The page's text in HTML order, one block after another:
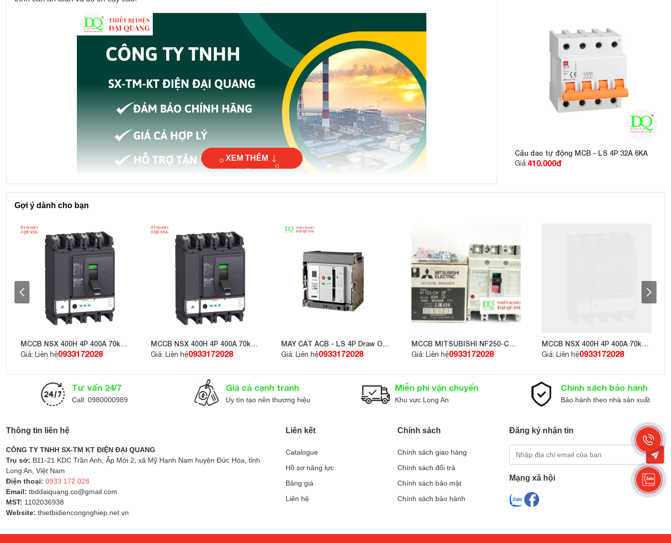
Ưu điểm nổi bật của MCB LS BKNb 32A 3P 10kA
Dòng ngắn mạch lên đến 10kA
Thiết kế gọn, dễ lắp đặt trong tủ điện
Bảo vệ ba pha riêng biệt, hoạt động độc lập
Sản xuất bởiLS Electric
– thương hiệu uy tín Hàn Quốc
Tuổi thọ cơ điện cao, độ ổn định tốt
Lý do nên lựa chọn MCB LS BKNb 32A 3P 10kA
hoạn do sự cố điện gây ra. Với thiết kế 3 cực riêng biệt, thiết bị có thể ngắt mạch chính xác theo từng pha. Đây là giải pháp lý tưởng
cho các nhà máy, xí nghiệp vừa và nhỏ, khu thương mại và dân cư cao cấp.
Thông số kỹ thuật của MCB LS BKNb 32A 3P 10kA
Cấu hình mạnh mẽ, bảo vệ chính xác
bị được sản xuất theo quy trình nghiêm ngặt, đạt tiêu chuẩn IEC 60898.
Đáp ứng đa dạng ứng dụng thực tế
Từ hệ thống điện công nghiệp, thương mại đến dân dụng,
này được tin dùng nhờ khả năng hoạt động bền bỉ và dễ dàng tích hợp vào nhiều loại tủ điện, kể cả không gian hạn chế.
Ứng dụng thực tế của MCB LS BKNb 32A 3P 10kA
XEM THÊM
Cầu dao tự động MCB - LS 4P 32A 6KA
Giá:410.000đ
Gợi ý dành cho bạn
MCCB NSX 400H 4P 400A 70kA
415V LV432694
Giá: Liên hệ0933172028
MCCB NSX 400H 4P 400A 70kA
415V LV432877
Giá: Liên hệ0933172028
MÁY CẮT ACB - LS 4P Draw Out
– 800A 65kA – AN-08D4-08A
Giá: Liên hệ0933172028
MCCB MITSUBISHI NF250-CW
2P 200A
Giá: Liên hệ0933172028
MCCB NSX 400H 4P 400A 70kA
415V LV432696
Giá: Liên hệ0933172028
Tư vấn 24/7
Call: 0980000989
Giá cả cạnh tranh
Uy tín tạo nên thương hiệu
Miễn phí vận chuyển
Khu vực Long An
Chính sách bảo hành
Bảo hành theo nhà sản xuất
Thông tin liên hệ
CÔNG TY TNHH SX-TM KT ĐIỆN ĐẠI QUANG
Trụ sở: B11-21 KDC Trần Anh, Ấp Mới 2, xã Mỹ Hạnh Nam huyện Đức Hòa, tỉnh
Long An, Việt Nam
Điện thoại: 0933 172 028
Email: tbddaiquang.co@gmail.com
MST: 1102036938
Website: thietbidiencongnghiep.net.vn
Liên kết
Catalogue
Hồ sơ năng lực
Bảng giá
Liên hệ
Chính sách
Chính sách giao hàng
Chính sách đổi trả
Chính sách bảo mật
Chính sách bảo hành
Đăng ký nhận tin
Mạng xã hội